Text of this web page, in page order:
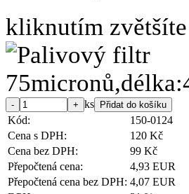
kliknutím zvětšíte
ks
Kód:
150-0124
Cena s DPH:
120 Kč
Cena bez DPH:
99 Kč
Přepočtená cena:
4,93 EUR
Přepočtená cena bez DPH: 4,07 EUR